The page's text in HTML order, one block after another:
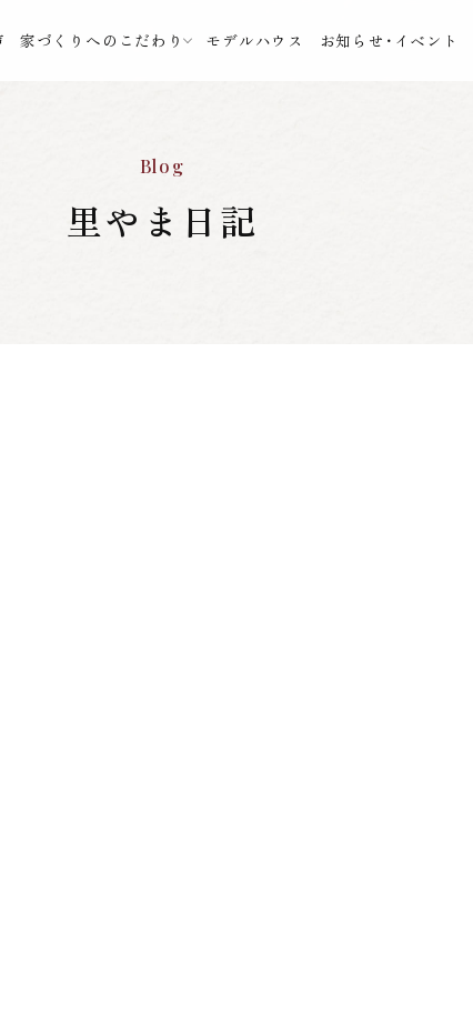
家づくりへのこだわり モデルハウス お知らせ・イベント
Blog
里やま日記